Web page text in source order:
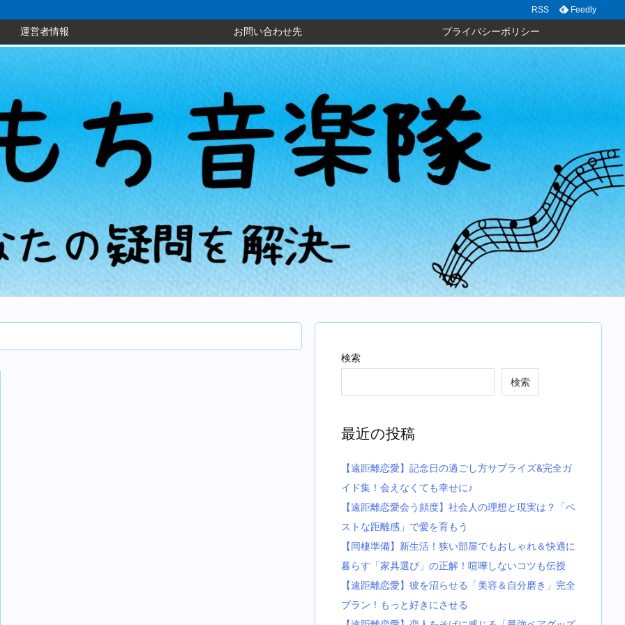
運営者情報 お問い合わせ先 プライバシーポリシー
RSS Feedly
検索
検索
最近の投稿
【遠距離恋愛】記念日の過ごし方サプライズ&完全ガ
イド集！会えなくても幸せに♪
【遠距離恋愛会う頻度】社会人の理想と現実は？「ベ
ストな距離感」で愛を育もう
【同棲準備】新生活！狭い部屋でもおしゃれ＆快適に
暮らす「家具選び」の正解！喧嘩しないコツも伝授
【遠距離恋愛】彼を沼らせる「美容＆自分磨き」完全
プラン！もっと好きにさせる